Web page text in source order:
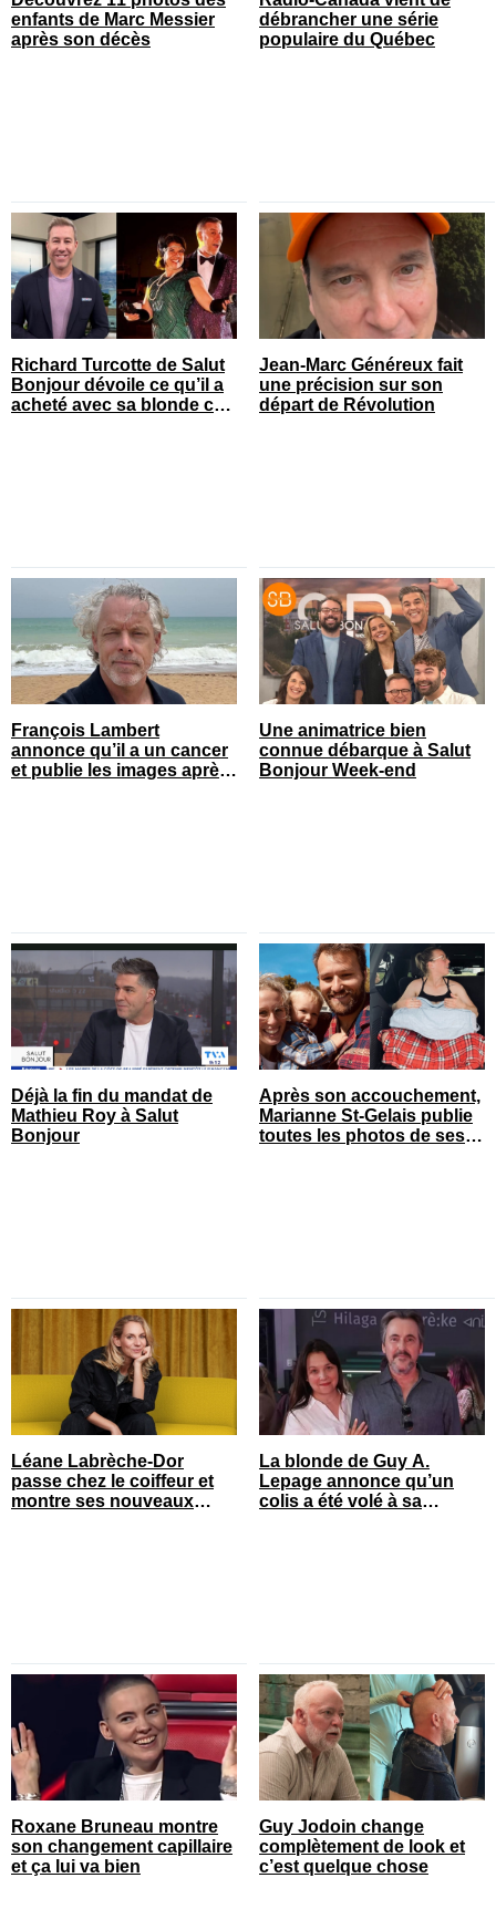
enfants de Marc Messier
après son décès
débrancher une série
populaire du Québec
Richard Turcotte de Salut
Bonjour dévoile ce qu’il a
acheté avec sa blonde cet
Jean-Marc Généreux fait
une précision sur son
départ de Révolution
François Lambert
annonce qu’il a un cancer
et publie les images après
Une animatrice bien
connue débarque à Salut
Bonjour Week-end
Déjà la fin du mandat de
Mathieu Roy à Salut
Bonjour
Après son accouchement,
Marianne St-Gelais publie
toutes les photos de ses
Léane Labrèche-Dor
passe chez le coiffeur et
montre ses nouveaux
La blonde de Guy A.
Lepage annonce qu’un
colis a été volé à sa
Roxane Bruneau montre
son changement capillaire
et ça lui va bien
Guy Jodoin change
complètement de look et
c’est quelque chose